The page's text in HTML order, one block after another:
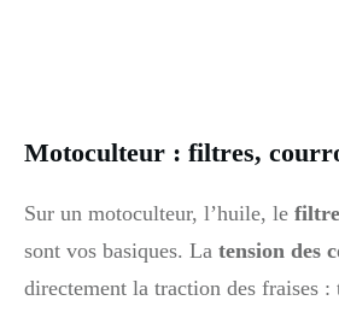
Motoculteur : filtres,
Sur un motoculteur, l’huile, le
sont vos basiques. La tension des
directement la traction des fraises :